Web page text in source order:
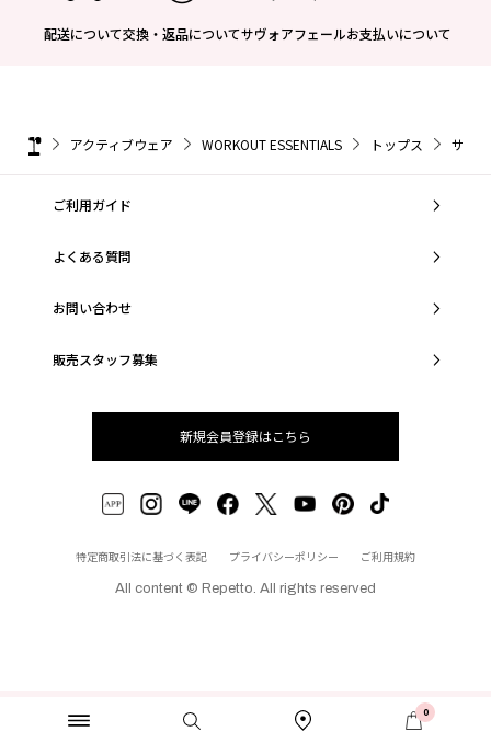
0
配送について交換・返品についてサヴォアフェールお支払いについて
アクティブウェア WORKOUT ESSENTIALS トップス サテ
ご利用ガイド
よくある質問
お問い合わせ
販売スタッフ募集
新規会員登録はこちら
特定商取引法に基づく表記 プライバシーポリシー ご利用規約
All content © Repetto. All rights reserved